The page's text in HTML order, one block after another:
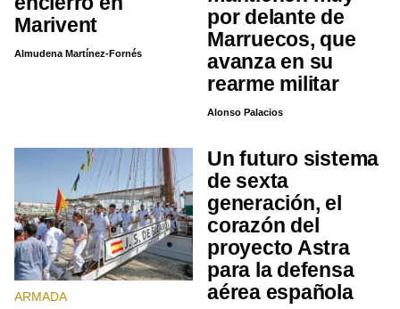
Marivent
Almudena Martínez-Fornés
por delante de
Marruecos, que
avanza en su
rearme militar
Alonso Palacios
ARMADA
Un futuro sistema
de sexta
generación, el
corazón del
proyecto Astra
para la defensa
aérea española